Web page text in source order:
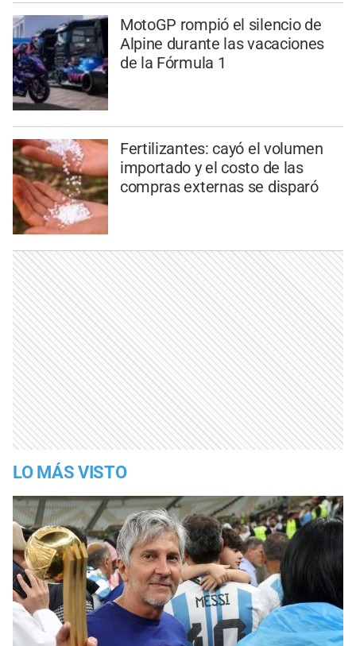
MotoGP rompió el silencio de
Alpine durante las vacaciones
de la Fórmula 1
Fertilizantes: cayó el volumen
importado y el costo de las
compras externas se disparó
LO MÁS VISTO